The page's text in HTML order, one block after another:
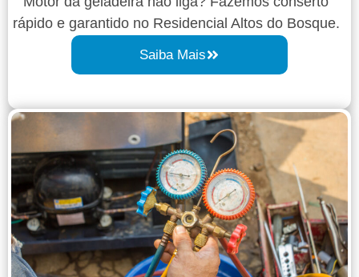
rápido e garantido no Residencial Altos do Bosque.
Saiba Mais